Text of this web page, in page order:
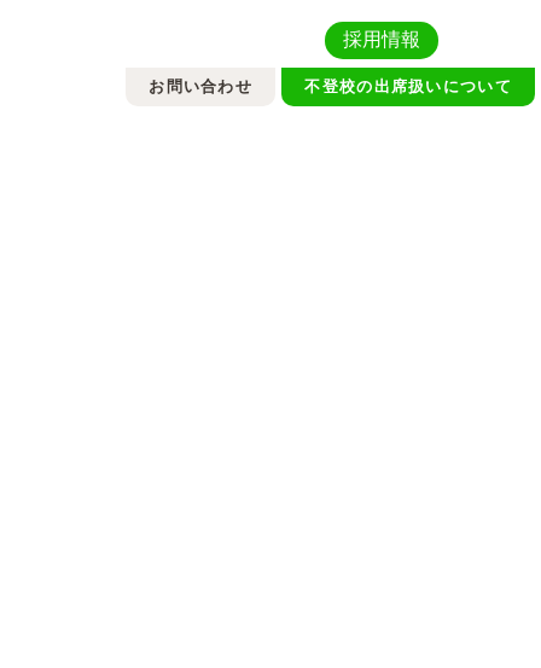
お問い合わせ 不登校の出席扱いについて
採用情報